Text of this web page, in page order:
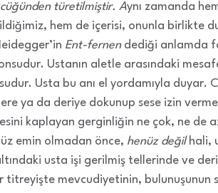
türetilmiştir. Aynı zamanda
hem de içerisi, onunla birlikte
Ent-fernendediği anlamda
Ustanın aletle arasındaki
Usta bu anı el yordamıyla duyar.
ya da deriye dokunup sese izin
kaplayan gerginliğin ne çok, ne de
emin olmadan önce, henüz değilhali,
usta işi gerilmiş tellerinde ve
titreyişte mevcudiyetinin, bulunuşunun